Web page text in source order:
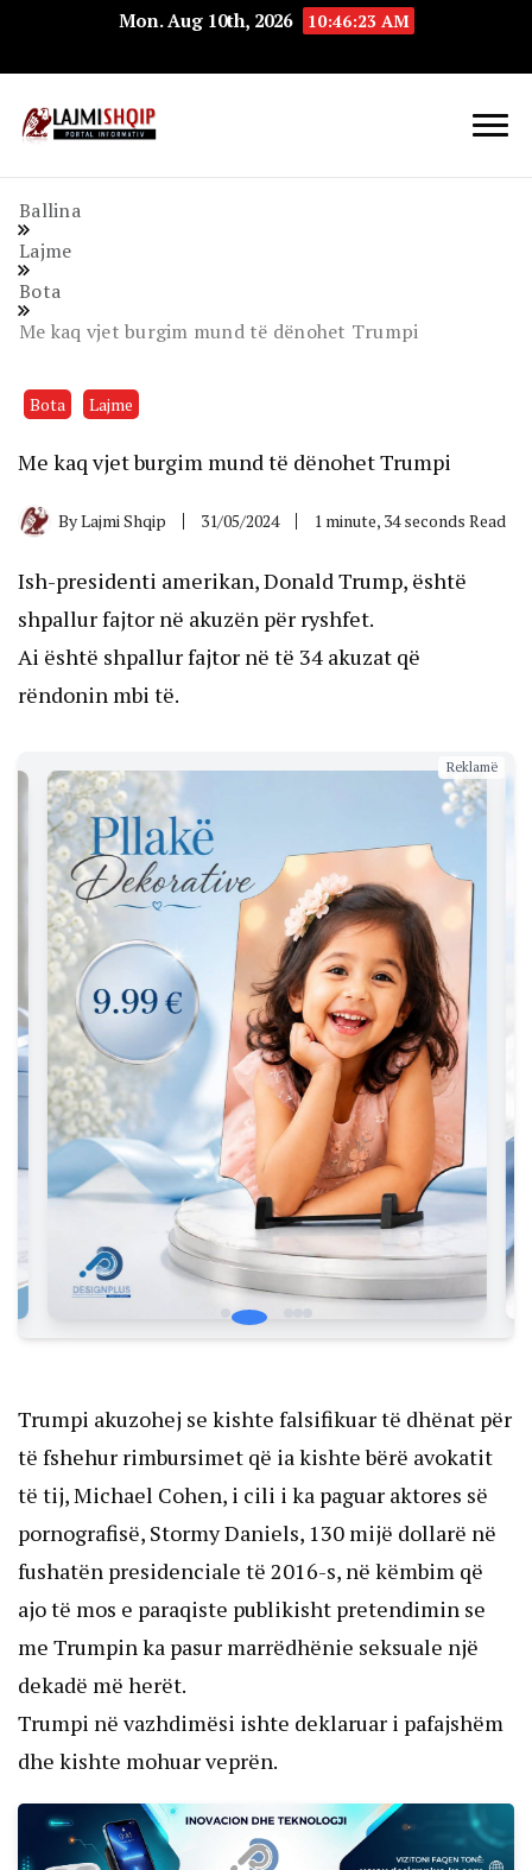
Mon. Aug 10th, 2026 10:46:24 AM
Ballina
Lajme
Bota
Me kaq vjet burgim mund të dënohet Trumpi
Bota Lajme
Me kaq vjet burgim mund të dënohet Trumpi
ByLajmi Shqip 31/05/2024 1 minute, 34 seconds Read
Ish-presidenti amerikan, Donald Trump, është
shpallur fajtor në akuzën për ryshfet.
Ai është shpallur fajtor në të 34 akuzat që
rëndonin mbi të.
Reklamë
Trumpi akuzohej se kishte falsifikuar të dhënat për
të fshehur rimbursimet që ia kishte bërë avokatit
të tij, Michael Cohen, i cili i ka paguar aktores së
pornografisë, Stormy Daniels, 130 mijë dollarë në
fushatën presidenciale të 2016-s, në këmbim që
ajo të mos e paraqiste publikisht pretendimin se
me Trumpin ka pasur marrëdhënie seksuale një
dekadë më herët.
Trumpi në vazhdimësi ishte deklaruar i pafajshëm
dhe kishte mohuar veprën.